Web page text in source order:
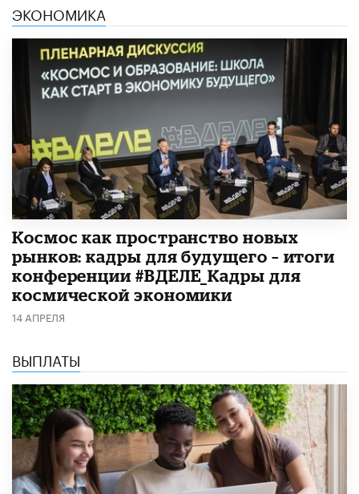
ЭКОНОМИКА
Космос как пространство новых
рынков: кадры для будущего – итоги
конференции #ВДЕЛЕ_Кадры для
космической экономики
14 АПРЕЛЯ
ВЫПЛАТЫ